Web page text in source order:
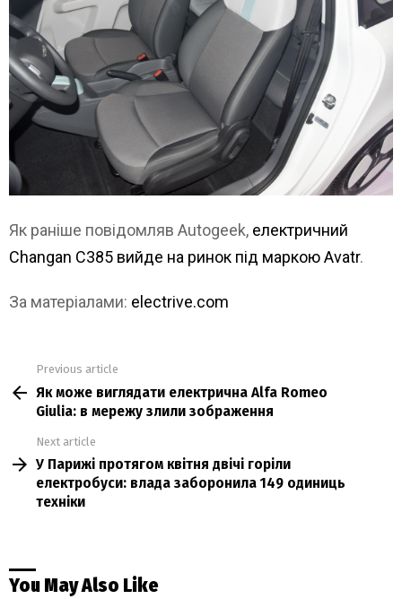
Як раніше повідомляв Autogeek, електричний
Changan C385 вийде на ринок під маркою Avatr.
За матеріалами: electrive.com
more
Previous article
Як може виглядати електрична Alfa Romeo
Giulia: в мережу злили зображення
Next article
У Парижі протягом квітня двічі горіли
електробуси: влада заборонила 149 одиниць
техніки
You May Also Like